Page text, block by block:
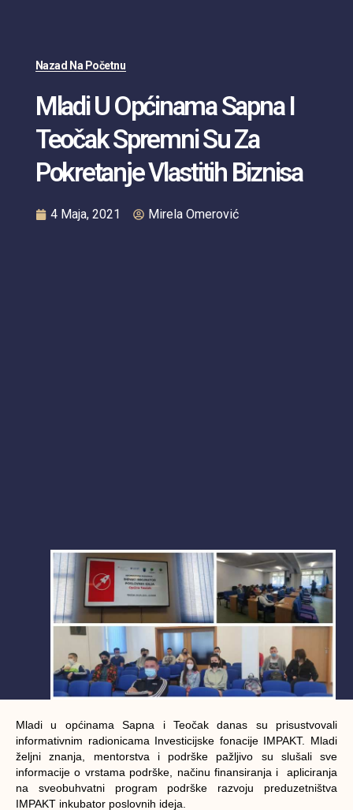
Nazad Na Početnu
Mladi U Općinama Sapna I
Teočak Spremni Su Za
Pokretanje Vlastitih Biznisa
4 Maja, 2021 Mirela Omerović
Mladi u općinama Sapna i Teočak danas su prisustvovali
informativnim radionicama Investicijske fonacije IMPAKT. Mladi
željni znanja, mentorstva i podrške pažljivo su slušali sve
informacije o vrstama podrške, načinu finansiranja i apliciranja
na sveobuhvatni program podrške razvoju preduzetništva
IMPAKT inkubator poslovnih ideja.